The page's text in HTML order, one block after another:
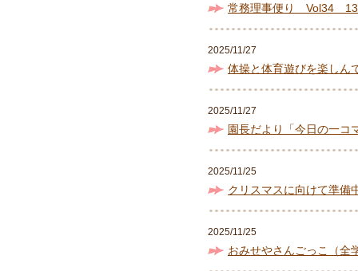
常務理事便り Vol34
2025/11/27
体操と体育遊びを楽しん
2025/11/27
園長だより「今日の一コ
2025/11/25
クリスマスに向けて準備
2025/11/25
おみせやさんごっこ（全